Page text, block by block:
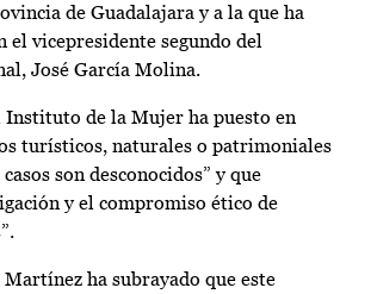
de Guadalajara y a la que ha
el vicepresidente segundo del
José García Molina.
de la Mujer ha puesto en
turísticos, naturales o patrimoniales
son desconocidos” y que
y el compromiso ético de
ha subrayado que este